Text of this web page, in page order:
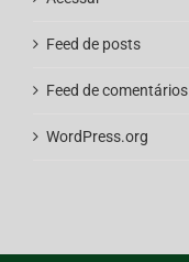
Feed de posts
Feed de comentários
WordPress.org